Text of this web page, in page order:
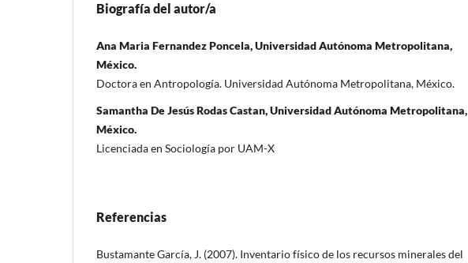
Biografía del autor/a
Ana Maria Fernandez Poncela, Universidad Autónoma Metropolitana,
México.
Doctora en Antropología. Universidad Autónoma Metropolitana, México.
Samantha De Jesús Rodas Castan, Universidad Autónoma Metropolitana,
México.
Licenciada en Sociología por UAM-X
Referencias
Bustamante García, J. (2007). Inventario físico de los recursos minerales del